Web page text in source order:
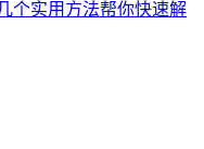
个实用方法帮你快速解